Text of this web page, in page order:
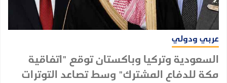
عربي ودولي
السعودية وتركيا وباكستان توقع "اتفاقية
مكة للدفاع المشترك" وسط تصاعد التوترات